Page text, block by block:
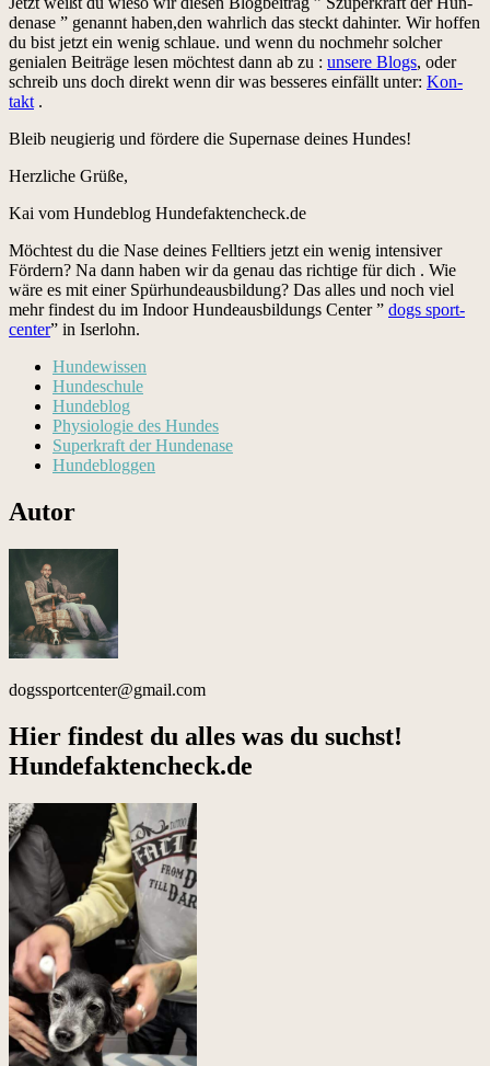
de­nase ” genan­nt haben,den wahrlich das steckt dahin­ter. Wir hof­fen
du bist jet­zt ein wenig schlaue. und wenn du nochmehr solch­er
genialen Beiträge lesen möcht­est dann ab zu : unsere Blogs, oder
schreib uns doch direkt wenn dir was besseres ein­fällt unter: Kon­
takt .
Bleib neugierig und fördere die Super­nase deines Hun­des!
Her­zliche Grüße,
Kai vom Hun­de­blog Hundefaktencheck.de
Möcht­est du die Nase deines Felltiers jet­zt ein wenig inten­siv­er
Fördern? Na dann haben wir da genau das richtige für dich . Wie
wäre es mit ein­er Spürhun­deaus­bil­dung? Das alles und noch viel
mehr find­est du im Indoor Hun­deaus­bil­dungs Cen­ter ” dogs sport­
cen­ter” in Iser­lohn.
Hundewissen
Hundeschule
Hundeblog
Physiologie des Hundes
Superkraft der Hundenase
Hundebloggen
Autor
dogssportcenter@gmail.com
Hier findest du alles was du suchst!
Hundefaktencheck.de